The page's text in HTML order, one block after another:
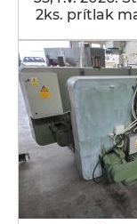
2ks. prítlak